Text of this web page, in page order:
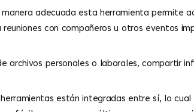
manera adecuada esta herramienta permite
con compañeros u otros eventos
archivos personales o laborales, compartir
están integradas entre sí, lo